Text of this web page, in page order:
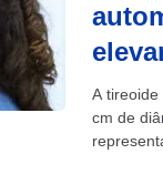
A
cm de